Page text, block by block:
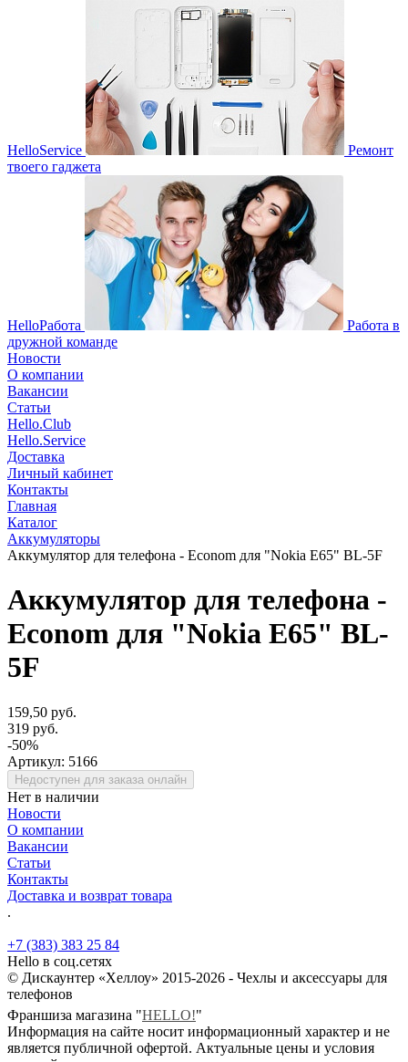
HelloService
Ремонт
твоего гаджета
HelloРабота
Работа в
дружной команде
Новости
О компании
Вакансии
Статьи
Hello.Club
Hello.Service
Доставка
Личный кабинет
Контакты
Главная
Каталог
Аккумуляторы
Аккумулятор для телефона - Econom для "Nokia E65" BL-5F
Аккумулятор для телефона -
Econom для "Nokia E65" BL-
5F
159,50 руб.
319 руб.
-50%
Артикул: 5166
Недоступен для заказа онлайн
Нет в наличии
Новости
О компании
Вакансии
Статьи
Контакты
Доставка и возврат товара
.
+7 (383) 383 25 84
Hello в соц.сетях
© Дискаунтер «Хеллоу» 2015-2026 - Чехлы и аксессуары для
телефонов
Франшиза магазина "HELLO!"
Информация на сайте носит информационный характер и не
является публичной офертой. Актуальные цены и условия